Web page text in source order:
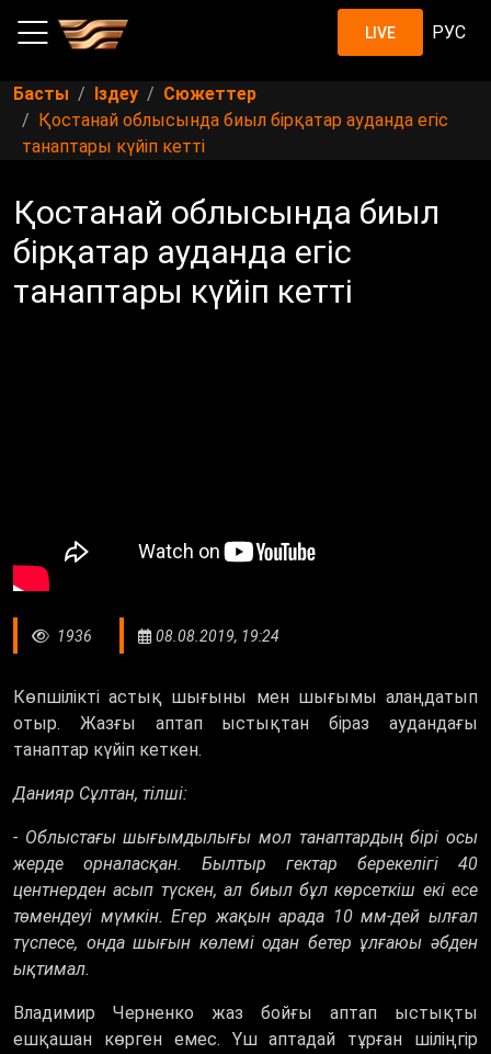
LIVE РУС
Басты Іздеу
Сюжеттер
Қостанай облысында биыл бірқатар ауданда егіс
танаптары күйіп кетті
Қостанай облысында биыл
бірқатар ауданда егіс
танаптары күйіп кетті
1936 08.08.2019, 19:24
Көпшілікті астық шығыны мен шығымы алаңдатып
отыр. Жазғы аптап ыстықтан біраз аудандағы
танаптар күйіп кеткен.
Данияр Сұлтан, тілші:
- Облыстағы шығымдылығы мол танаптардың бірі осы
жерде орналасқан. Былтыр гектар берекелігі 40
центнерден асып түскен, ал биыл бұл көрсеткіш екі есе
төмендеуі мүмкін. Егер жақын арада 10 мм-дей ылғал
түспесе, онда шығын көлемі одан бетер ұлғаюы әбден
ықтимал.
Владимир Черненко жаз бойғы аптап ыстықты
ешқашан көрген емес. Үш аптадай тұрған шіліңгір